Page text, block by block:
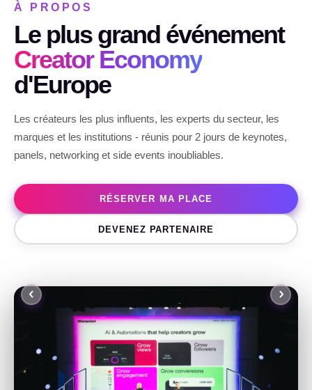
À PROPOS
Le plus grand événement
Creator Economy
d'Europe
Les créateurs les plus influents, les experts du secteur, les
marques et les institutions - réunis pour 2 jours de keynotes,
panels, networking et side events inoubliables.
RÉSERVER MA PLACE
DEVENEZ PARTENAIRE
8 000+
PARTICIPANTS